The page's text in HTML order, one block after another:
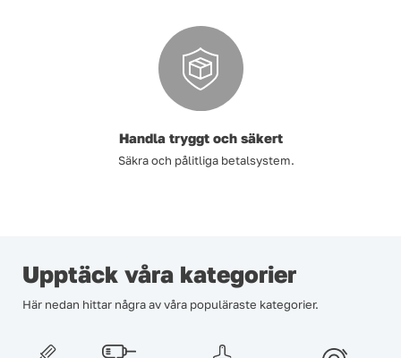
Handla tryggt och säkert
Säkra och pålitliga betalsystem.
Upptäck våra kategorier
Här nedan hittar några av våra populäraste kategorier.